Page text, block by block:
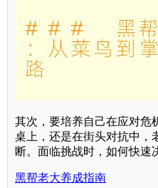
其次，要培养自己在应对危
桌上，还是在街头对抗中，
断。面临挑战时，如何快速
黑帮老大养成指南